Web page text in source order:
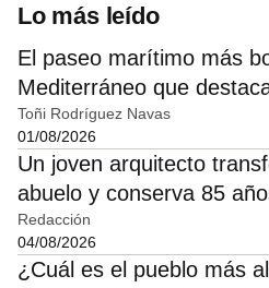
Lo más leído
El paseo marítimo más
Mediterráneo que
Toñi Rodríguez Navas
01/08/2026
Un joven arquitecto
abuelo y conserva 85
Redacción
04/08/2026
¿Cuál es el pueblo más